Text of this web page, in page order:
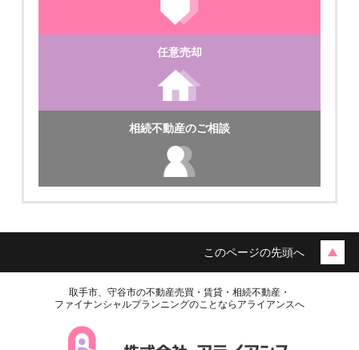
月極駐車場
任意売却
相続不動産のご相談
このページの先頭へ
取手市、守谷市の不動産売買・賃貸・相続不動産・
ファイナンシャルプランニングのことならアライアンスへ